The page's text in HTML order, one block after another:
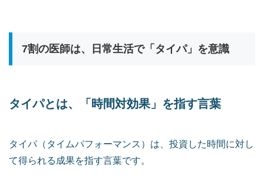
7割の医師は、日常生活で「タイパ」を意識
タイパとは、「時間対効果」を指す言葉
タイパ（タイムパフォーマンス）は、投資した時間に対し
て得られる成果を指す言葉です。